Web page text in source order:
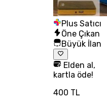
Plus Satıcı
Öne Çıkan
Büyük İlan
Elden al,
kartla öde!
400 TL